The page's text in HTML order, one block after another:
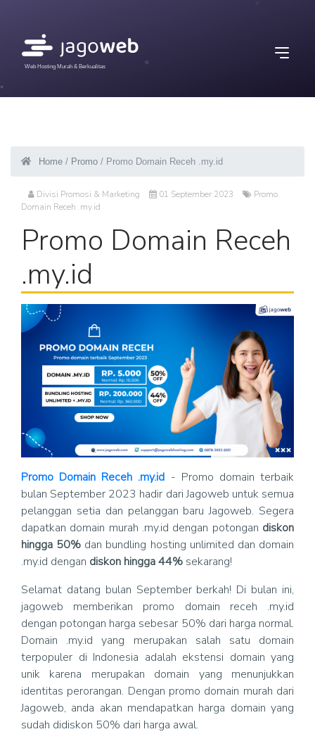
Web Hosting Murah & Berkualitas
Home / Promo / Promo Domain Receh .my.id
Divisi Promosi & Marketing 01 September 2023
Promo
Domain Receh .my.id
Promo Domain Receh
.my.id
Promo Domain Receh .my.id - Promo domain terbaik
bulan September 2023 hadir dari Jagoweb untuk semua
pelanggan setia dan pelanggan baru Jagoweb. Segera
dapatkan domain murah .my.id dengan potongan diskon
hingga 50% dan bundling hosting unlimited dan domain
.my.id dengan diskon hingga 44% sekarang!
Selamat datang bulan September berkah! Di bulan ini,
jagoweb memberikan promo domain receh .my.id
dengan potongan harga sebesar 50% dari harga normal.
Domain .my.id yang merupakan salah satu domain
terpopuler di Indonesia adalah ekstensi domain yang
unik karena merupakan domain yang menunjukkan
identitas perorangan. Dengan promo domain murah dari
Jagoweb, anda akan mendapatkan harga domain yang
sudah didiskon 50% dari harga awal.